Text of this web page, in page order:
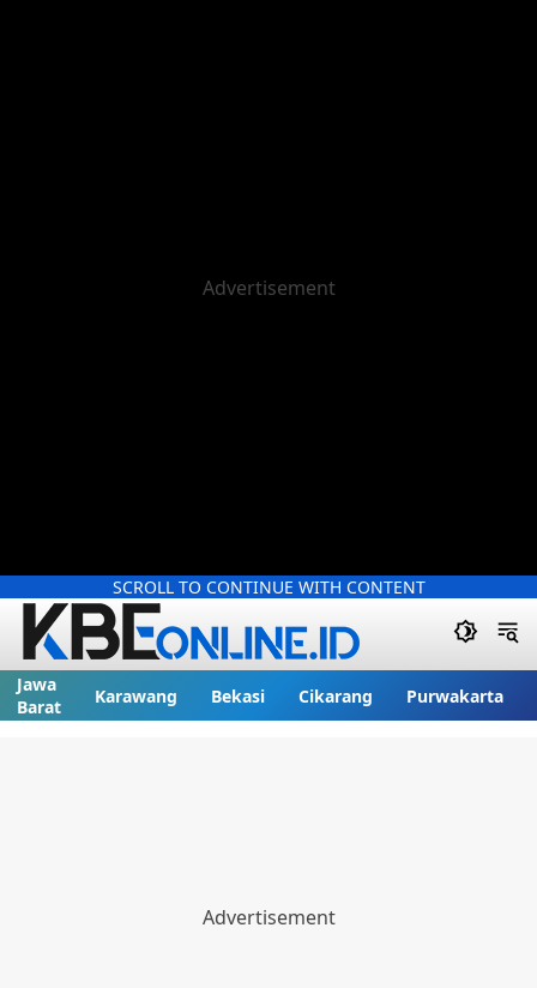
SCROLL TO CONTINUE WITH CONTENT
Jawa
Barat
Karawang Bekasi Cikarang Purwakarta